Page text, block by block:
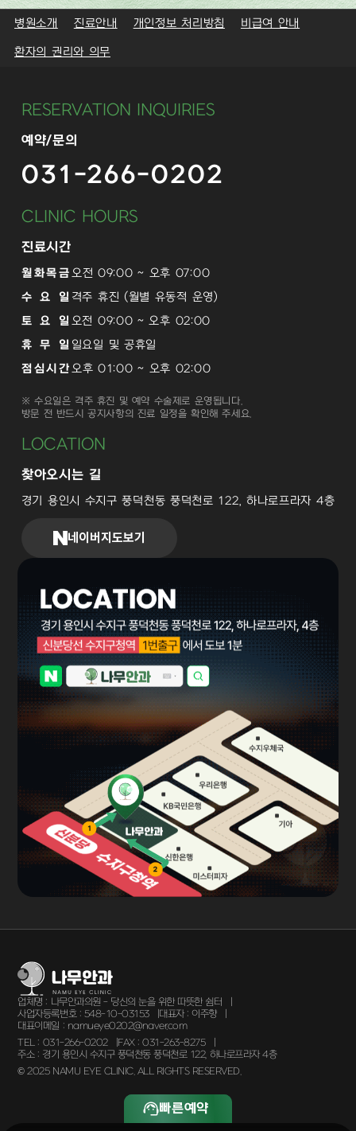
빠른예약
병원소개 진료안내 개인정보 처리방침 비급여 안내
환자의 권리와 의무
RESERVATION INQUIRIES
예약/문의
031-266-0202
CLINIC HOURS
진료시간
월화목금오전 09:00 ~ 오후 07:00
수 요 일 격주 휴진 (월별 유동적 운영)
토 요 일오전 09:00 ~ 오후 02:00
휴 무 일 일요일 및 공휴일
점심시간오후 01:00 ~ 오후 02:00
※ 수요일은 격주 휴진 및 예약 수술제로 운영됩니다.
방문 전 반드시 공지사항의 진료 일정을 확인해 주세요.
LOCATION
찾아오시는 길
경기 용인시 수지구 풍덕천동 풍덕천로 122, 하나로프라자 4층
네이버지도보기
업체명 : 나무안과의원 - 당신의 눈을 위한 따뜻한 쉼터
사업자등록번호 : 548-10-03153 대표자 :이주향
대표이메일 : namueye0202@naver.com
TEL : 031-266-0202 FAX :031-263-8275
주소 : 경기 용인시 수지구 풍덕천동 풍덕천로 122, 하나로프라자 4층
© 2025 NAMU EYE CLINIC. ALL RIGHTS RESERVED.